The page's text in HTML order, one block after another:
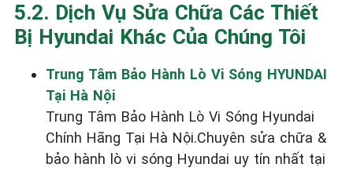
5.2. Dịch Vụ Sửa Chữa Các Thiết
Bị Hyundai Khác Của Chúng Tôi
Trung Tâm Bảo Hành Lò Vi Sóng HYUNDAI
Tại Hà Nội
Trung Tâm Bảo Hành Lò Vi Sóng Hyundai
Chính Hãng Tại Hà Nội.Chuyên sửa chữa &
bảo hành lò vi sóng Hyundai uy tín nhất tại